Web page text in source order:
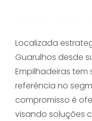
Localizada
Guarulhos desde
Empilhadeiras
referência no
compromisso é
visando soluções